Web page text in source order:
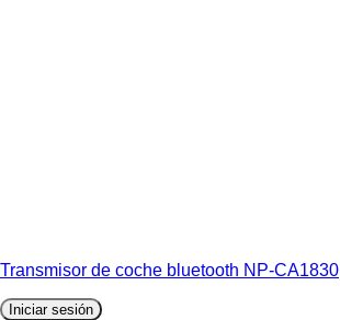
Transmisor de coche bluetooth NP-CA1830
Iniciar sesión